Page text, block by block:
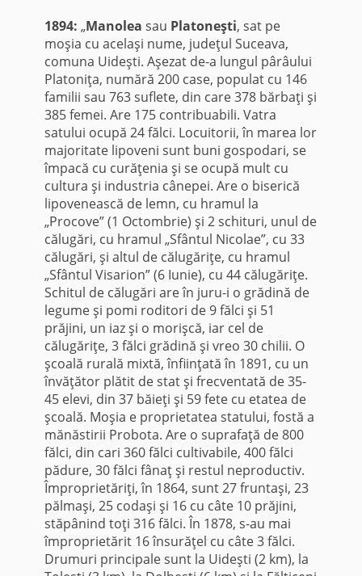
1894: „Manolea sau Platoneşti, sat pe
moşia cu acelaşi nume, judeţul Suceava,
comuna Uideşti. Aşezat de-a lungul pârâului
Platoniţa, numără 200 case, populat cu 146
familii sau 763 suflete, din care 378 bărbaţi şi
385 femei. Are 175 contribuabili. Vatra
satului ocupă 24 fălci. Locuitorii, în marea lor
majoritate lipoveni sunt buni gospodari, se
împacă cu curăţenia şi se ocupă mult cu
cultura şi industria cânepei. Are o biserică
lipovenească de lemn, cu hramul la
„Procove” (1 Octombrie) şi 2 schituri, unul de
călugări, cu hramul „Sfântul Nicolae”, cu 33
călugări, şi altul de călugăriţe, cu hramul
„Sfântul Visarion” (6 Iunie), cu 44 călugă­riţe.
Schitul de călugări are în juru-i o grădină de
legume şi pomi roditori de 9 fălci şi 51
prăjini, un iaz şi o morişcă, iar cel de
călugăriţe, 3 fălci gră­dină şi vreo 30 chilii. O
şcoală rurală mixtă, înfiinţată în 1891, cu un
învăţător plătit de stat şi frecventată de 35-
45 elevi, din 37 băieţi şi 59 fete cu etatea de
şcoală. Moşia e proprietatea statului, fostă a
mănăstirii Probota. Are o suprafaţă de 800
fălci, din cari 360 fălci cultivabile, 400 fălci
pădure, 30 fălci fânaţ şi restul neproductiv.
Împroprietăriţi, în 1864, sunt 27 fruntaşi, 23
pălmaşi, 25 co­daşi şi 16 cu câte 10 prăjini,
stăpânind toţi 316 fălci. În 1878, s-au mai
împroprietărit 16 în­surăţel cu câte 3 fălci.
Drumuri principale sunt la Uideşti (2 km), la